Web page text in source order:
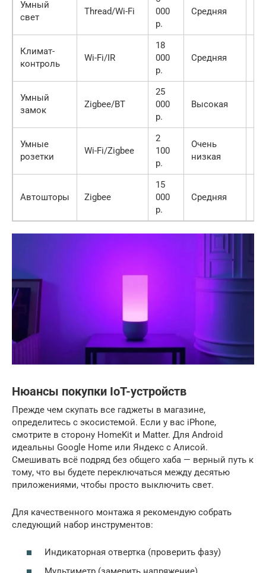
Умный
свет
Thread/Wi-Fi
000
р.
Средняя
Климат-
контроль
Wi-Fi/IR
18
000
р.
Средняя
Умный
замок
Zigbee/BT
25
000
р.
Высокая
Умные
розетки
Wi-Fi/Zigbee
2
100
р.
Очень
низкая
Автошторы Zigbee
15
000
р.
Средняя
Нюансы покупки IoT-устройств
Прежде чем скупать все гаджеты в магазине,
определитесь с экосистемой. Если у вас iPhone,
смотрите в сторону HomeKit и Matter. Для Android
идеальны Google Home или Яндекс с Алисой.
Смешивать всё подряд без общего хаба — верный путь к
тому, что вы будете переключаться между десятью
приложениями, чтобы просто выключить свет.
Для качественного монтажа я рекомендую собрать
следующий набор инструментов:
Индикаторная отвертка (проверить фазу)